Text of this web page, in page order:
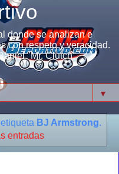
donde se analizan e
con respeto y veracidad.
"Mr. Clutch"
▼
BJ Armstrong.
entradas